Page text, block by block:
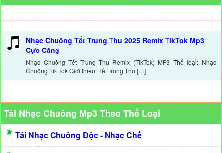
Nhạc Chuông Tết Trung Thu 2025 Remix TikTok Mp3
Cực Căng
Nhạc Chuông Tết Trung Thu Remix (TikTok) MP3 Thể loại: Nhạc
Chuông Tik Tok Giới thiệu: Tết Trung Thu […]
Tải Nhạc Chuông Mp3 Theo Thể Loại
Tải Nhạc Chuông Độc - Nhạc Chế